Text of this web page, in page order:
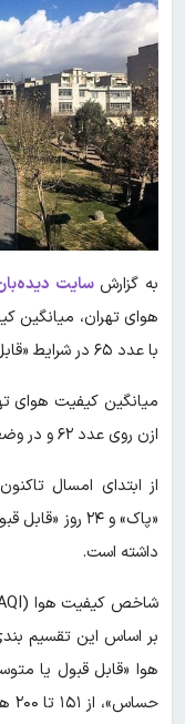
به گزارشسایت
با عدد ۶۵ در شرایط «قابل قبول» است.
ازن روی عدد ۶۲ و در وضعیت «قابل قبول» قرار داشت.
«پاک» و ۲۴
داشته است.